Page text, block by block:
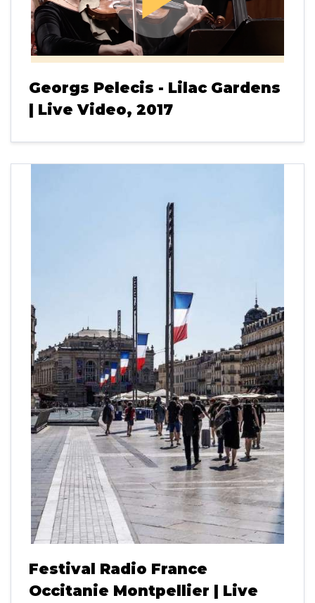
Georgs Pelecis - Lilac Gardens
| Live Video, 2017
Festival Radio France
Occitanie Montpellier | Live